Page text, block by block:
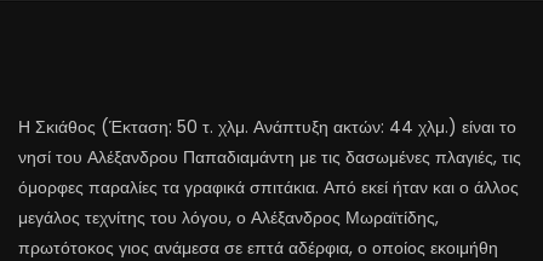
Η Σκιάθος (Έκταση: 50 τ. χλμ. Ανάπτυξη ακτών: 44 χλμ.) είναι το
νησί του Αλέξανδρου Παπαδιαμάντη με τις δασωμένες πλαγιές, τις
όμορφες παραλίες τα γραφικά σπιτάκια. Από εκεί ήταν και ο άλλος
μεγάλος τεχνίτης του λόγου, ο Αλέξανδρος Μωραϊτίδης,
πρωτότοκος γιος ανάμεσα σε επτά αδέρφια, ο οποίος εκοιμήθη